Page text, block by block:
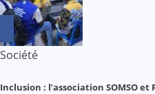
Société
Inclusion : l’association SOMSO